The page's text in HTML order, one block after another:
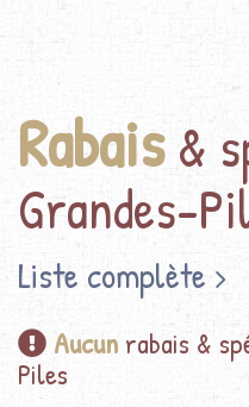
Rabais&
Grandes-
Liste complète
Aucun rabais &
Piles